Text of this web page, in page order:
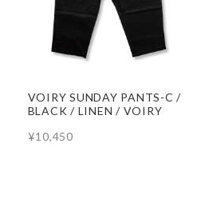
VOIRY SUNDAY PANTS-C /
BLACK / LINEN / VOIRY
¥10,450